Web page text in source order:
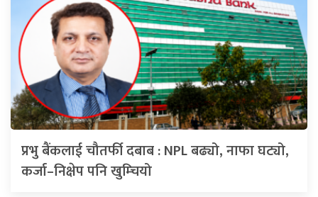
प्रभु बैंकलाई चौतर्फी दबाब : NPL बढ्यो, नाफा घट्यो,
कर्जा–निक्षेप पनि खुम्चियो